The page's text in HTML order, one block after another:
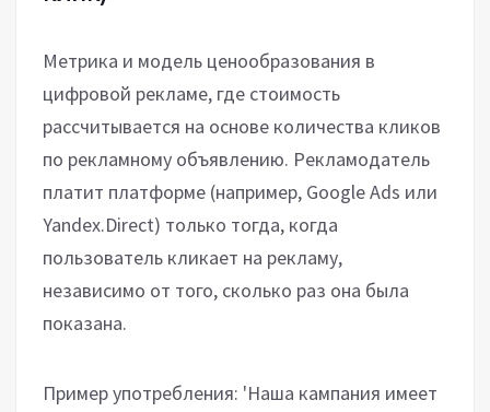
Метрика и модель ценообразования в
цифровой рекламе, где стоимость
рассчитывается на основе количества кликов
по рекламному объявлению. Рекламодатель
платит платформе (например, Google Ads или
Yandex.Direct) только тогда, когда
пользователь кликает на рекламу,
независимо от того, сколько раз она была
показана.
Пример употребления: 'Наша кампания имеет